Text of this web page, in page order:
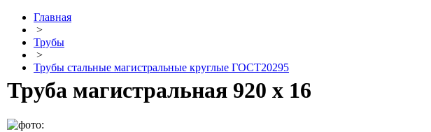
Главная
>
Трубы
>
Трубы стальные магистральные круглые ГОСТ20295
Труба магистральная 920 х 16